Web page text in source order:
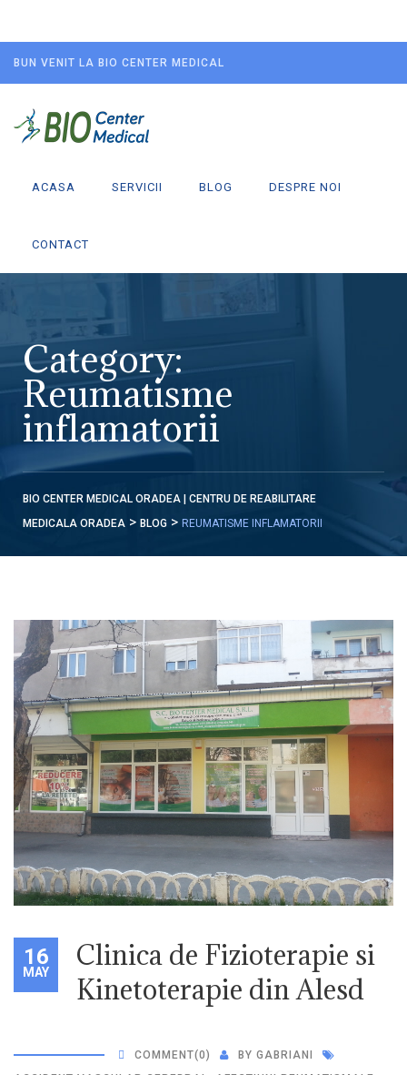
BUN VENIT LA BIO CENTER MEDICAL
ACASA SERVICII BLOG DESPRE NOI
CONTACT
Category:
Reumatisme
inflamatorii
BIO CENTER MEDICAL ORADEA | CENTRU DE REABILITARE
MEDICALA ORADEA > BLOG > REUMATISME INFLAMATORII
16
MAY
Clinica de Fizioterapie si
Kinetoterapie din Alesd
COMMENT(0) BY GABRIANI